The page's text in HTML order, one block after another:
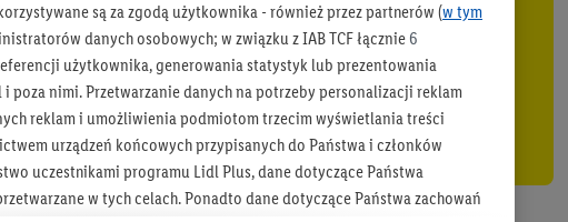
Bądź na bieżąco
Otrzymuj newsletter Lidla
Zapisz się!
są za zgodą użytkownika - również przez partnerów (w tym
danych osobowych; w związku z IAB TCF łącznie 6
użytkownika, generowania statystyk lub prezentowania
poza nimi. Przetwarzanie danych na potrzeby personalizacji reklam
reklam i umożliwienia podmiotom trzecim wyświetlania treści
urządzeń końcowych przypisanych do Państwa i członków
uczestnikami programu Lidl Plus, dane dotyczące Państwa
w tych celach. Ponadto dane dotyczące Państwa zachowań